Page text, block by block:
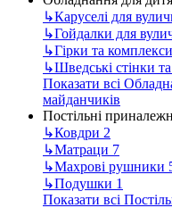
↳Каруселі для
↳Гойдалки для
↳Гірки та
↳Шведські стінки
Показати всі
майданчиків
Постільні
↳Ковдри 2
↳Матраци 7
↳Махрові рушники
↳Подушки 1
Показати всі